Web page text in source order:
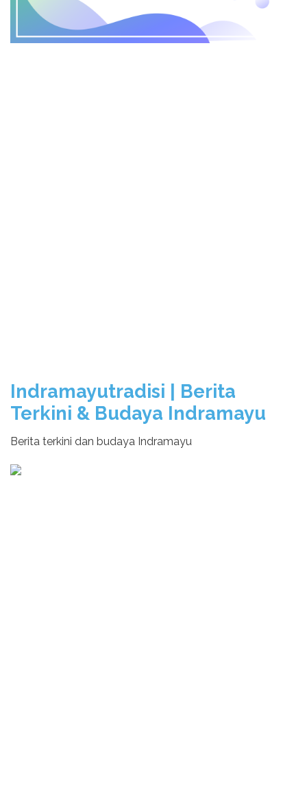
Indramayutradisi | Berita
Terkini & Budaya Indramayu
Berita terkini dan budaya Indramayu